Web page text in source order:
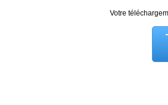
Votre